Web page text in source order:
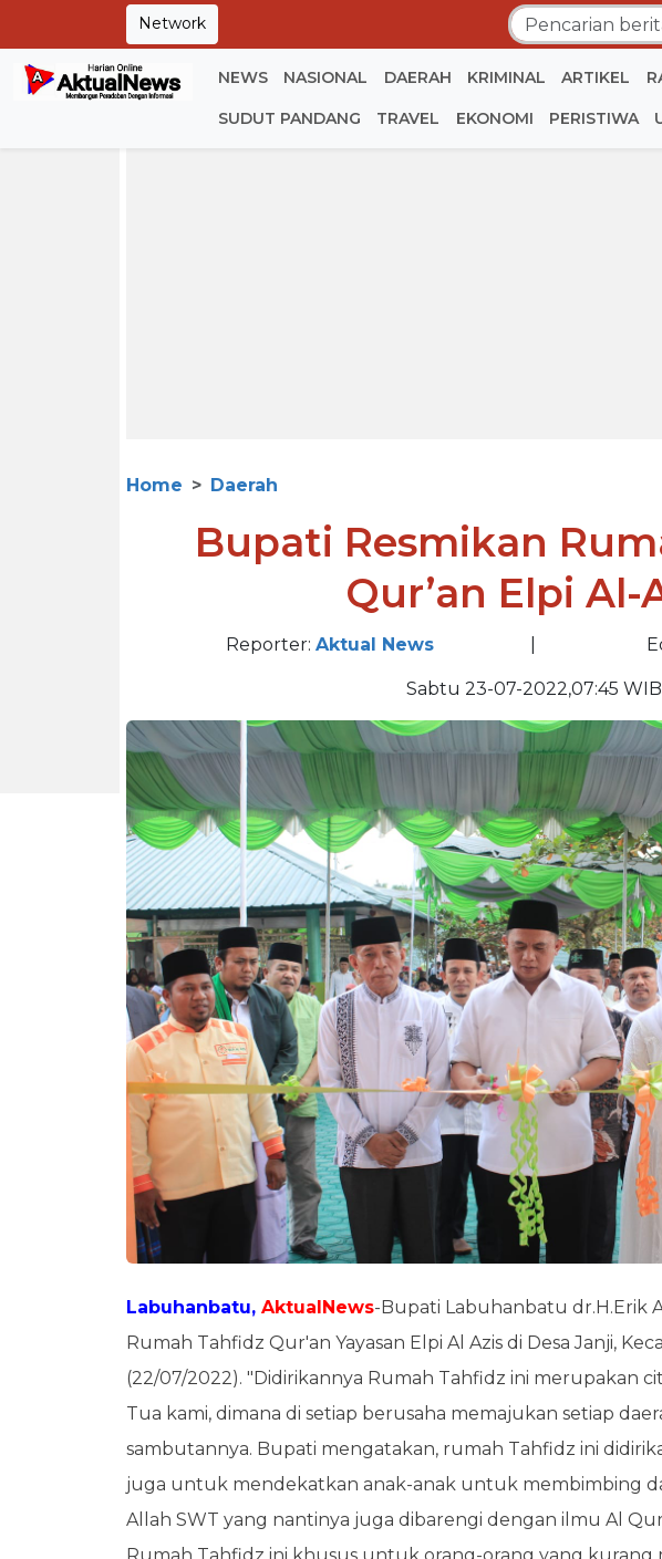
Network
NEWS NASIONAL DAERAH KRIMINAL ARTIKEL
SUDUT PANDANG TRAVEL EKONOMI PERISTIWA
Home Daerah
Bupati Resmikan
Qur’an Elpi Al-
Reporter: Aktual News
Sabtu 23-07-2022,07:45 WIB
Labuhanbatu, AktualNews-Bupati Labuhanbatu dr.H.Erik
Rumah Tahfidz Qur'an Yayasan Elpi Al Azis di Desa Janji,
(22/07/2022). "Didirikannya Rumah Tahfidz ini merupakan
Tua kami, dimana di setiap berusaha memajukan setiap
sambutannya. Bupati mengatakan, rumah Tahfidz ini
juga untuk mendekatkan anak-anak untuk membimbing
Allah SWT yang nantinya juga dibarengi dengan ilmu Al
Rumah Tahfidz ini khusus untuk orang-orang yang